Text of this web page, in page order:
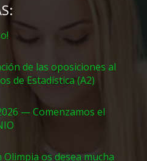
de las oposiciones al
de Estadística (A2)
— Comenzamos el
os desea mucha